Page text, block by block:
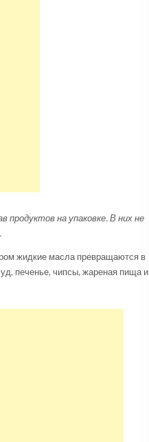
на упаковке. В них не
жидкие масла превращаются в
печенье, чипсы, жареная пища и